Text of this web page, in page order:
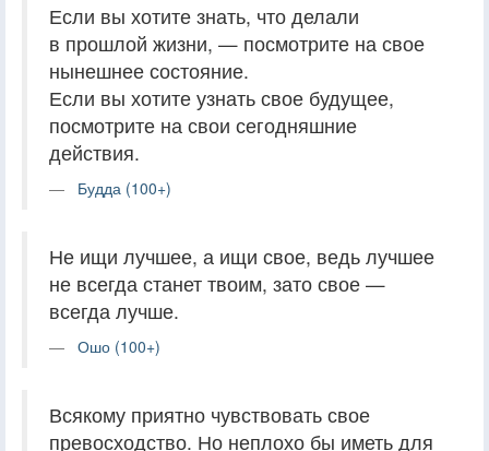
Если вы хотите знать, что делали
в прошлой жизни, — посмотрите на свое
нынешнее состояние.
Если вы хотите узнать свое будущее,
посмотрите на свои сегодняшние
действия.
Будда (100+)
Не ищи лучшее, а ищи свое, ведь лучшее
не всегда станет твоим, зато свое —
всегда лучше.
Ошо (100+)
Всякому приятно чувствовать свое
превосходство. Но неплохо бы иметь для